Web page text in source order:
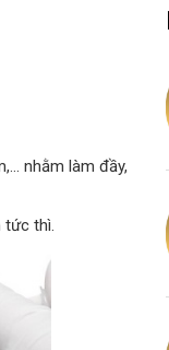
nhằm làm đầy,
tức thì.